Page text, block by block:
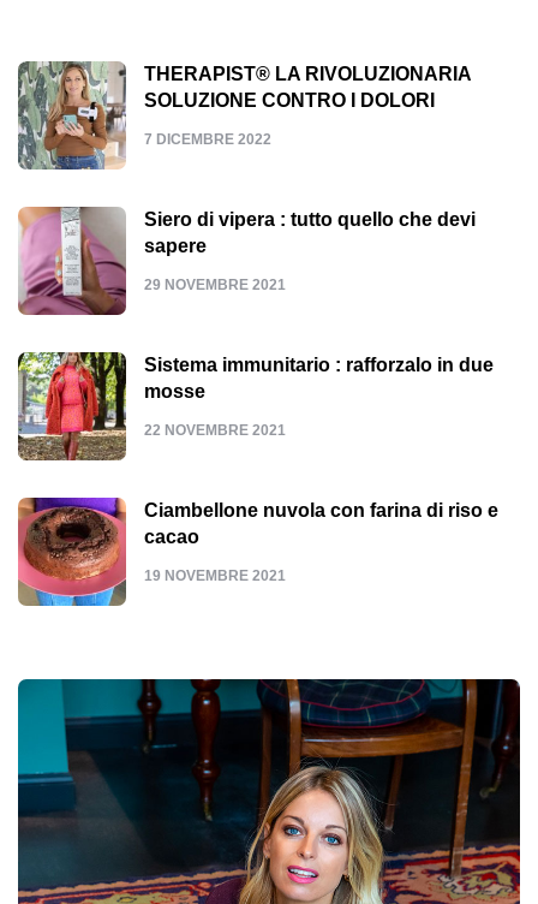
THERAPIST® LA RIVOLUZIONARIA
SOLUZIONE CONTRO I DOLORI
7 DICEMBRE 2022
Siero di vipera : tutto quello che devi
sapere
29 NOVEMBRE 2021
Sistema immunitario : rafforzalo in due
mosse
22 NOVEMBRE 2021
Ciambellone nuvola con farina di riso e
cacao
19 NOVEMBRE 2021